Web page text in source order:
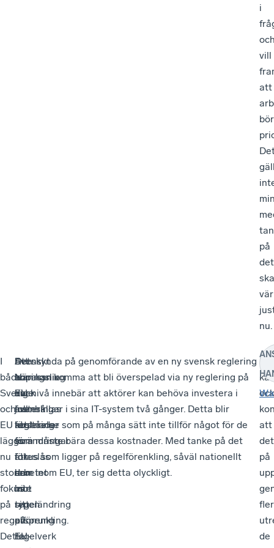
i
vill
att
bör
på
det
nu.
I
både
Sverige
och
EU
läggs
nu
stort
fokus
på
regelförenkling.
Detta
Den
anpassning
av
svensk
reglering
som
föreslås
har
inte
sitt
ursprung
i
Svenskt
Näringsliv
har
full
förståelse
för
att
arbetet
mot
regeländring
på
EU-
Det
bör
dock
framhållas
att
förändringar
i
den
här
typen
av
regelverk
Att skynda på genomförande av en ny svensk reglering
som kan komma att bli överspelad via ny reglering på
EU-nivå innebär att aktörer kan behöva investera i
justeringar i sina IT-system två gånger. Detta blir
kostnader som på många sätt inte tillför något för de
som måste bära dessa kostnader. Med tanke på det
fokus som ligger på regelförenkling, såväl nationellt
som inom EU, ter sig detta olyckligt.
att
det
på
de